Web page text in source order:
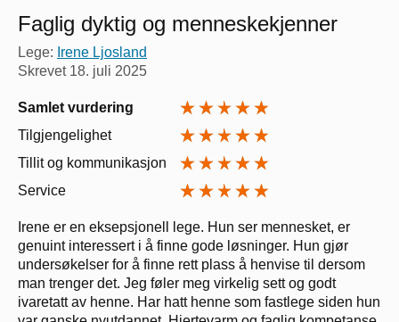
Faglig dyktig og menneskekjenner
Lege: Irene Ljosland
Skrevet 18. juli 2025
Samlet vurdering
Tilgjengelighet
Tillit og kommunikasjon
Service
Irene er en eksepsjonell lege. Hun ser mennesket, er
genuint interessert i å finne gode løsninger. Hun gjør
undersøkelser for å finne rett plass å henvise til dersom
man trenger det. Jeg føler meg virkelig sett og godt
ivaretatt av henne. Har hatt henne som fastlege siden hun